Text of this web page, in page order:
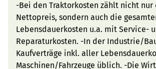
-Bei den Traktorkosten zählt nicht nur
Nettopreis, sondern auch die
Lebensdauerkosten u.a. mit Service-
Reparaturkosten. -In der Industrie/
Kaufverträge inkl. aller
Maschinen/Fahrzeuge üblich. -Die